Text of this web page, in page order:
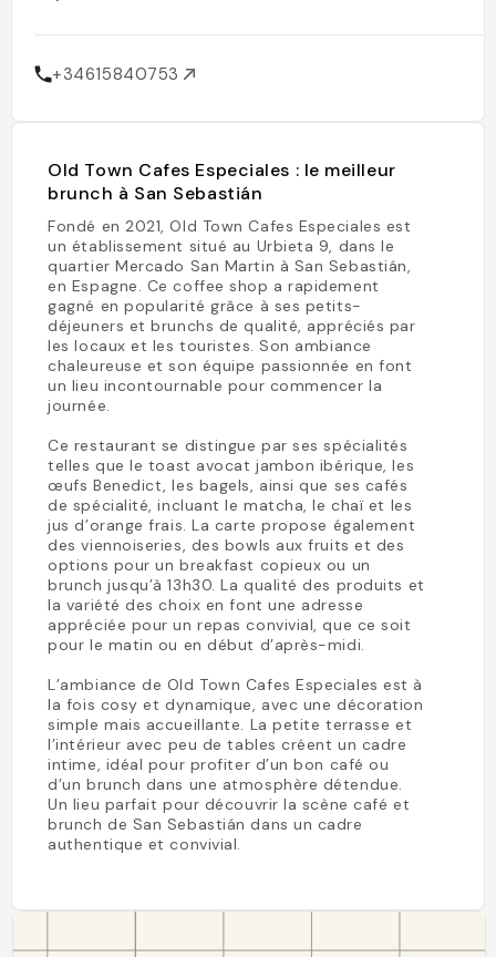
+34615840753
Old Town Cafes Especiales : le meilleur
brunch à San Sebastián
Fondé en 2021, Old Town Cafes Especiales est
un établissement situé au Urbieta 9, dans le
quartier Mercado San Martin à San Sebastián,
en Espagne. Ce coffee shop a rapidement
gagné en popularité grâce à ses petits-
déjeuners et brunchs de qualité, appréciés par
les locaux et les touristes. Son ambiance
chaleureuse et son équipe passionnée en font
un lieu incontournable pour commencer la
journée.
Ce restaurant se distingue par ses spécialités
telles que le toast avocat jambon ibérique, les
œufs Benedict, les bagels, ainsi que ses cafés
de spécialité, incluant le matcha, le chaï et les
jus d’orange frais. La carte propose également
des viennoiseries, des bowls aux fruits et des
options pour un breakfast copieux ou un
brunch jusqu’à 13h30. La qualité des produits et
la variété des choix en font une adresse
appréciée pour un repas convivial, que ce soit
pour le matin ou en début d’après-midi.
L’ambiance de Old Town Cafes Especiales est à
la fois cosy et dynamique, avec une décoration
simple mais accueillante. La petite terrasse et
l’intérieur avec peu de tables créent un cadre
intime, idéal pour profiter d’un bon café ou
d’un brunch dans une atmosphère détendue.
Un lieu parfait pour découvrir la scène café et
brunch de San Sebastián dans un cadre
authentique et convivial.